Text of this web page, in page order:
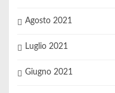
Agosto 2021
Luglio 2021
Giugno 2021